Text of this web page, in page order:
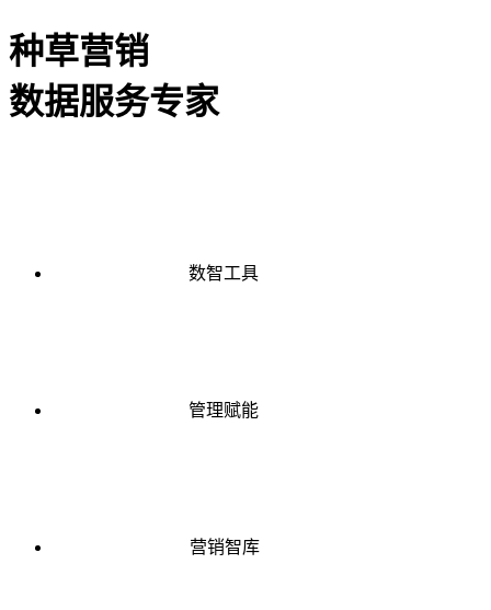
种草营销
数据服务专家
数智工具
管理赋能
营销智库